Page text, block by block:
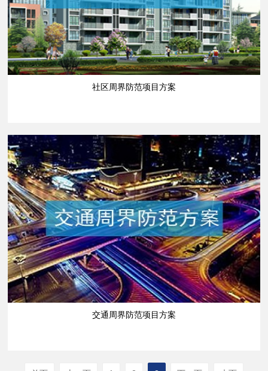
社区周界防范项目方案
交通周界防范项目方案